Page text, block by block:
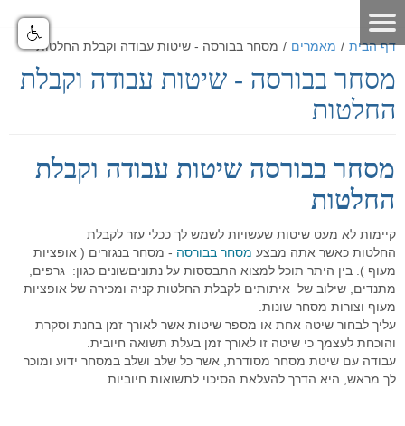
דף הבית / מאמרים / מסחר בבורסה - שיטות עבודה וקבלת החלטות
מסחר בבורסה - שיטות עבודה וקבלת
החלטות
מסחר בבורסה שיטות עבודה וקבלת
החלטות
קיימות לא מעט שיטות שעשויות לשמש לך ככלי עזר לקבלת
החלטות כאשר אתה מבצע מסחר בבורסה - מסחר בנגזרים ( אופציות
מעוף ). בין היתר תוכל למצוא התבססות על נתוניםשונים כגון: גרפים,
מתנדים, שילוב של איתותים לקבלת החלטות קניה ומכירה של אופציות
מעוף וצורות מסחר שונות.
עליך לבחור שיטה אחת או מספר שיטות אשר לאורך זמן בחנת וסקרת
והוכחת לעצמך כי שיטה זו לאורך זמן בעלת תשואה חיובית.
עבודה עם שיטת מסחר מסודרת, אשר כל שלב ושלב במסחר ידוע ומוכר
לך מראש, היא הדרך להעלאת הסיכוי לתשואות חיוביות.
דף הבית
אודות
אודות חברת GO4IT
הסיכון במסחר בבורסה
לוח ארועים
תקנון האתר
דרושים
הטכנולוגיה
מאמרים שוק ההון
מונחי שוק ההון
כלים לסוחר
כלים לסוחר
כלים למסחר בישראל
כלים למסחר בחול
כלים לתחזוקת המחשב
קישורים שימושיים
נתונים כלכליים
מחשבון המרת מטבעות
יומן אירועים כלכליים עולמי - יומי
מחשבון פיבוט
פורום שוק ההון
פורום אופציות מעוף
פורום ניתוח טכני
פורום מטח
פורום מסחר אוטומטי
הכר את מערכת המסחר
הכר את מערכת המסחר
סרטוני הדרכה - לשוניות המערכת
סרטוני הדרכה כלליים
מערכת מסחר
מערכת מסחר FMR
מערכת מסחר אוטומטי GO4IT
מסחר אוטומטי
מסחר אוטומטי במטח
מסחר עצמאי בבורסה